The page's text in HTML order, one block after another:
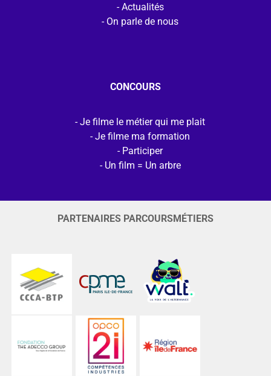
Actualités
On parle de nous
CONCOURS
Je filme le métier qui me plait
Je filme ma formation
Participer
Un film = Un arbre
PARTENAIRES PARCOURSMÉTIERS